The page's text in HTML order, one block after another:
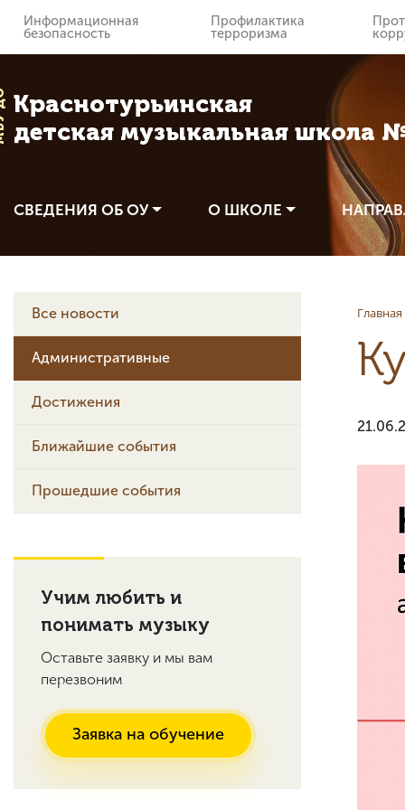
Информационная
безопасность
Профилактика
терроризма
Краснотурьинская
детская музыкальная школа
СВЕДЕНИЯ ОБ ОУ О ШКОЛЕ
Главная
Все новости
Административные
Достижения
Ближайшие события
Прошедшие события
Учим любить и
понимать музыку
Оставьте заявку и мы вам
перезвоним
Заявка на обучение